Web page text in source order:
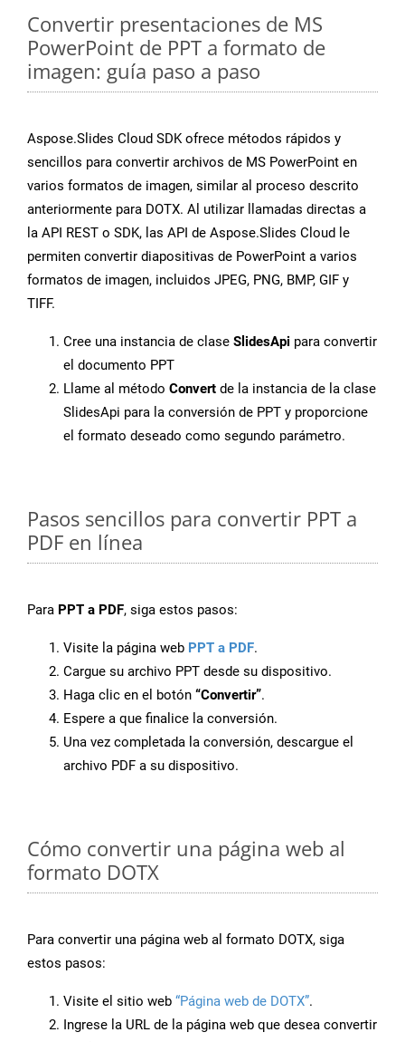
Convertir presentaciones de MS
PowerPoint de PPT a formato de
imagen: guía paso a paso
Aspose.Slides Cloud SDK ofrece métodos rápidos y
sencillos para convertir archivos de MS PowerPoint en
varios formatos de imagen, similar al proceso descrito
anteriormente para DOTX. Al utilizar llamadas directas a
la API REST o SDK, las API de Aspose.Slides Cloud le
permiten convertir diapositivas de PowerPoint a varios
formatos de imagen, incluidos JPEG, PNG, BMP, GIF y
TIFF.
Cree una instancia de clase SlidesApi para convertir
el documento PPT
Llame al método Convert de la instancia de la clase
SlidesApi para la conversión de PPT y proporcione
el formato deseado como segundo parámetro.
Pasos sencillos para convertir PPT a
PDF en línea
Para PPT a PDF, siga estos pasos:
Visite la página web PPT a PDF.
Cargue su archivo PPT desde su dispositivo.
Haga clic en el botón “Convertir”.
Espere a que finalice la conversión.
Una vez completada la conversión, descargue el
archivo PDF a su dispositivo.
Cómo convertir una página web al
formato DOTX
Para convertir una página web al formato DOTX, siga
estos pasos:
Visite el sitio web “Página web de DOTX”.
Ingrese la URL de la página web que desea convertir